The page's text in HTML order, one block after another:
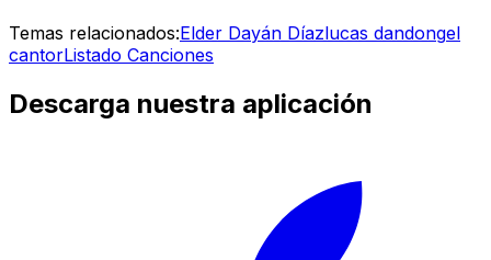
Temas relacionados:Elder Dayán Díazlucas dandongel
cantorListado Canciones
Descarga nuestra aplicación